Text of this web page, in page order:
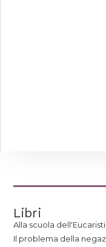
Libri
Alla scuola
Il problema della